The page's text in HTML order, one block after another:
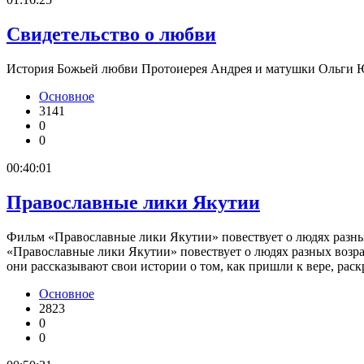
Свидетельство о любви
История Божьей любви Протоиерея Андрея и матушки Ольги
Основное
3141
0
0
00:40:01
Православные лики Якутии
Фильм «Православные лики Якутии» повествует о людях
«Православные лики Якутии» повествует о людях разных
они рассказывают свои истории о том, как пришли к вере,
Основное
2823
0
0